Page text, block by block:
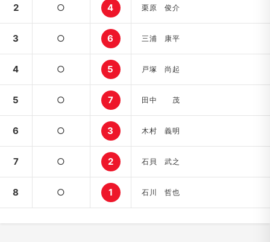
2 ○ 4 栗原 俊介
3 ○ 6 三浦 康平
4 ○ 5 戸塚 尚起
5 ○ 7 田中 茂
6 ○ 3 木村 義明
7 ○ 2 石貝 武之
8 ○ 1 石川 哲也